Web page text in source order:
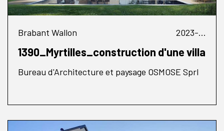
Brabant Wallon 2023-...
1390_Myrtilles_construction d'une villa
Bureau d'Architecture et paysage OSMOSE Sprl